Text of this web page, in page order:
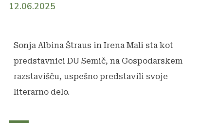
12.06.2025
Sonja Albina Štraus in Irena Mali sta kot
predstavnici DU Semič, na Gospodarskem
razstavišču, uspešno predstavili svoje
literarno delo.